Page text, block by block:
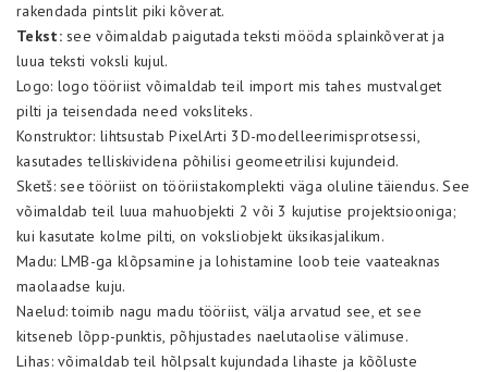
rakendada pintslit piki kõverat.
Tekst:see võimaldab paigutada teksti mööda splainkõverat ja
luua teksti voksli kujul.
Logo: logo tööriist võimaldab teil import mis tahes mustvalget
pilti ja teisendada need voksliteks.
Konstruktor: lihtsustab PixelArti 3D-modelleerimisprotsessi,
kasutades telliskividena põhilisi geomeetrilisi kujundeid.
Sketš: see tööriist on tööriistakomplekti väga oluline täiendus. See
võimaldab teil luua mahuobjekti 2 või 3 kujutise projektsiooniga;
kui kasutate kolme pilti, on voksliobjekt üksikasjalikum.
Madu: LMB-ga klõpsamine ja lohistamine loob teie vaateaknas
maolaadse kuju.
Naelud: toimib nagu madu tööriist, välja arvatud see, et see
kitseneb lõpp-punktis, põhjustades naelutaolise välimuse.
Lihas: võimaldab teil hõlpsalt kujundada lihaste ja kõõluste